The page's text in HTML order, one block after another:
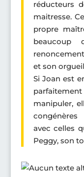
réducteurs
maitresse.
propre
et son
Si Joan est
manipuler,
avec celles
Peggy, son